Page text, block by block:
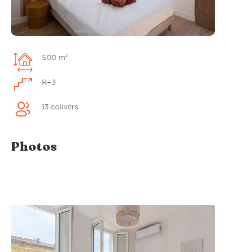
500 m²
R+3
13 colivers
Photos